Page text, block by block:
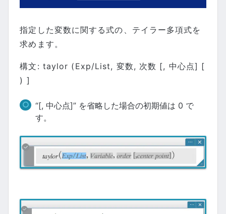
指定した変数に関する式の、テイラー多項式を
求めます。
構文: taylor (Exp/List, 変数, 次数 [, 中心点] [
) ]
“[, 中心点]” を省略した場合の初期値は 0 で
す。